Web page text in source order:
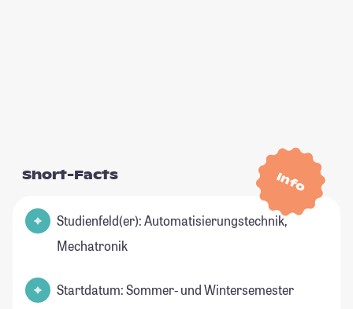
Info
Short-Facts
Studienfeld(er): Automatisierungstechnik,
Mechatronik
Startdatum: Sommer- und Wintersemester